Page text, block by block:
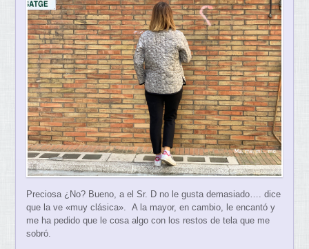
Preciosa ¿No? Bueno, a el Sr. D no le gusta demasiado…. dice
que la ve «muy clásica». A la mayor, en cambio, le encantó y
me ha pedido que le cosa algo con los restos de tela que me
sobró.